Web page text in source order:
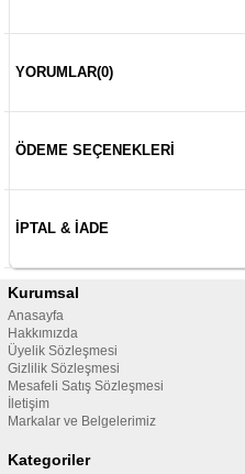
YORUMLAR(0)
ÖDEME SEÇENEKLERI
İPTAL & İADE
Kurumsal
Anasayfa
Hakkımızda
Üyelik Sözleşmesi
Gizlilik Sözleşmesi
Mesafeli Satış Sözleşmesi
İletişim
Markalar ve Belgelerimiz
Kategoriler